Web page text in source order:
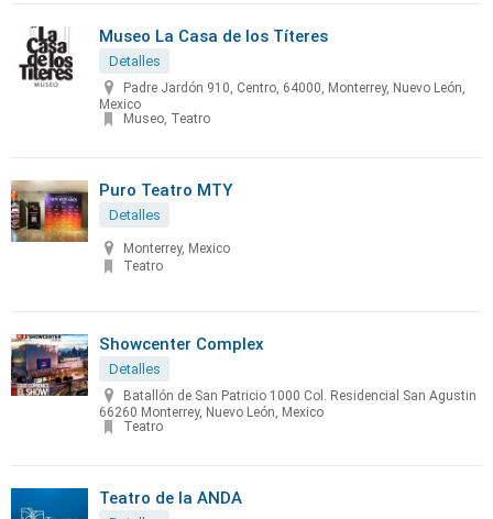
Museo La Casa de los Títeres
Detalles
Padre Jardón 910, Centro, 64000, Monterrey, Nuevo León,
Mexico
Museo, Teatro
Puro Teatro MTY
Detalles
Monterrey, Mexico
Teatro
Showcenter Complex
Detalles
Batallón de San Patricio 1000 Col. Residencial San Agustin
66260 Monterrey, Nuevo León, Mexico
Teatro
Teatro de la ANDA